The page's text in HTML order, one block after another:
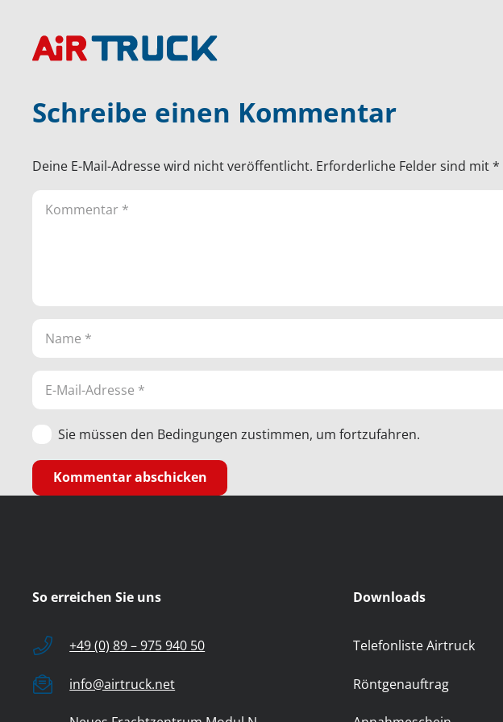
Schreibe einen Kommentar
Deine E-Mail-Adresse wird nicht veröffentlicht. Erforderliche Felder sind mit*
Sie müssen den Bedingungen zustimmen, um fortzufahren.
Kommentar abschicken
So erreichen Sie uns
+49 (0) 89 – 975 940 50
info@airtruck.net
Downloads
Telefonliste Airtruck
Röntgenauftrag